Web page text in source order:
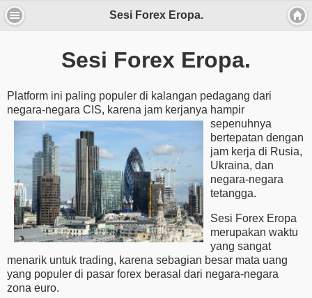
Sesi Forex Eropa.
Sesi Forex Eropa.
Platform ini paling populer di kalangan pedagang dari
negara-negara CIS, karena jam kerjanya hampir
sepenuhnya
bertepatan dengan
jam kerja di Rusia,
Ukraina, dan
negara-negara
tetangga.
Sesi Forex Eropa
merupakan waktu
yang sangat
menarik untuk trading, karena sebagian besar mata uang
yang populer di pasar forex berasal dari negara-negara
zona euro.